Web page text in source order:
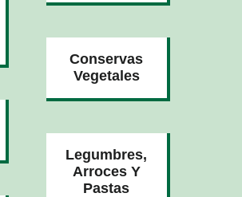
Conservas
Vegetales
Legumbres,
Arroces Y
Pastas